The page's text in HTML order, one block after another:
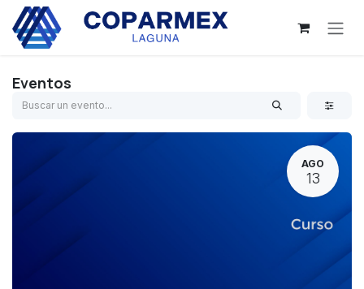
Ir al contenido
Eventos
AGO
13